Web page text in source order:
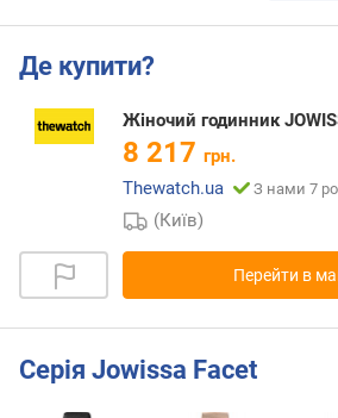
Де купити?
Жіночий годинник
8 217 грн.
Thewatch.ua
З нами 7
(Київ)
Перейти в
Серія Jowissa Facet